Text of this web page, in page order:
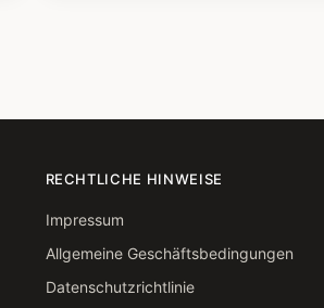
RECHTLICHE HINWEISE
Impressum
Allgemeine Geschäftsbedingungen
Datenschutzrichtlinie